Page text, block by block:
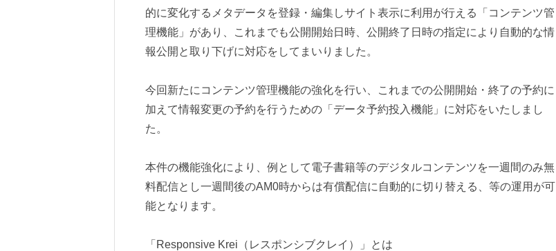
的に変化するメタデータを登録・編集しサイト表示に利用が行える「コンテンツ管
理機能」があり、これまでも公開開始日時、公開終了日時の指定により自動的な情
報公開と取り下げに対応をしてまいりました。
今回新たにコンテンツ管理機能の強化を行い、これまでの公開開始・終了の予約に
加えて情報変更の予約を行うための「データ予約投入機能」に対応をいたしまし
た。
本件の機能強化により、例として電子書籍等のデジタルコンテンツを一週間のみ無
料配信とし一週間後のAM0時からは有償配信に自動的に切り替える、等の運用が可
能となります。
「Responsive Krei（レスポンシブクレイ）」とは